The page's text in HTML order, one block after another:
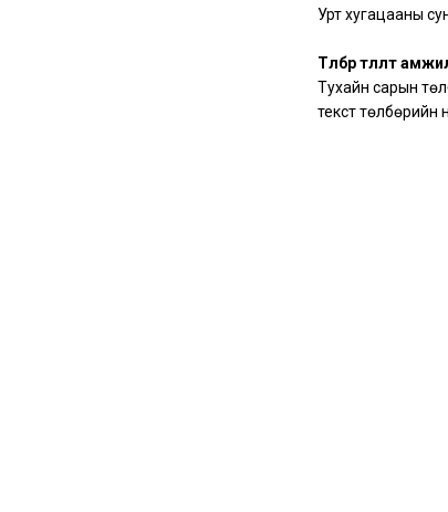
Урт хугацааны
Төлбөр төлөлт
Тухайн сарын
текст төлбөрийн